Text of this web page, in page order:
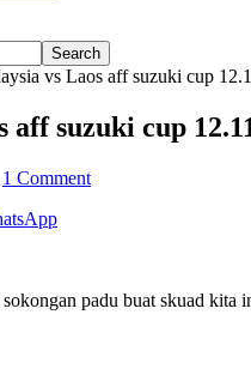
vs Laos aff suzuki cup
suzuki cup
1 Comment
padu buat skuad kita